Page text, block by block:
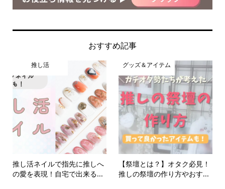
おすすめ記事
推し活
推し活ネイルで指先に推しへ
の愛を表現！自宅で出来る...
グッズ＆アイテム
【祭壇とは？】オタク必見！
推しの祭壇の作り方やおす...